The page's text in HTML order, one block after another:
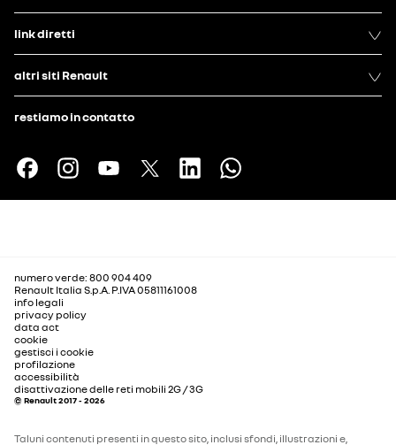
link diretti
altri siti Renault
restiamo in contatto
numero verde: 800 904 409
Renault Italia S.p.A. P.IVA 05811161008
info legali
privacy policy
data act
cookie
gestisci i cookie
profilazione
accessibilità
disattivazione delle reti mobili 2G / 3G
© Renault 2017 - 2026
Taluni contenuti presenti in questo sito, inclusi sfondi, illustrazioni e,